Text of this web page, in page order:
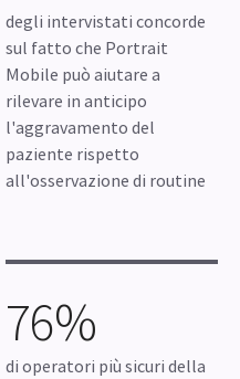
degli intervistati concorde
sul fatto che Portrait
Mobile può aiutare a
rilevare in anticipo
l'aggravamento del
paziente rispetto
all'osservazione di routine
76%
di operatori più sicuri della